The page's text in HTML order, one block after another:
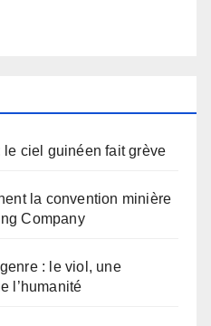
ciel guinéen fait grève
la convention minière
Company
: le viol, une
l’humanité